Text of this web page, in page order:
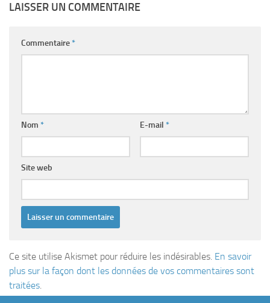
LAISSER UN COMMENTAIRE
Commentaire*
Nom * E-mail *
Site web
Ce site utilise Akismet pour réduire les indésirables. En savoir
plus sur la façon dont les données de vos commentaires sont
traitées.